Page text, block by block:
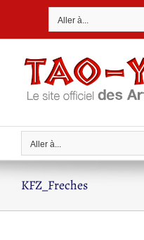
Aller à...
Aller à...
KFZ_Freches